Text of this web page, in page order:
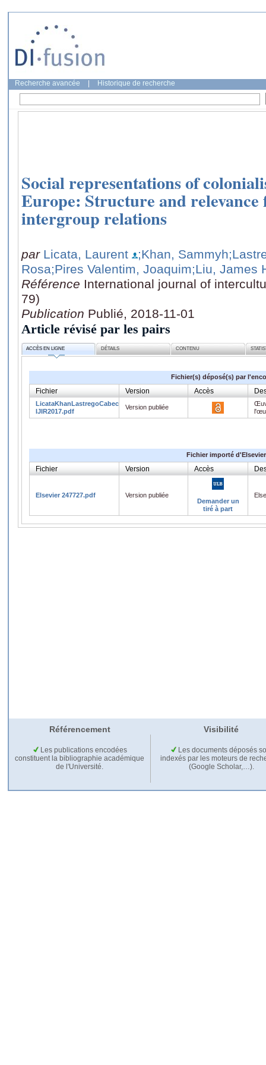
Recherche avancée Historique de recherche
Social representations of
Europe: Structure and
intergroup relations
par Licata, Laurent ;Khan, Sammyh
Rosa;Pires Valentim, Joaquim;Liu, James
Référence International journal of
79)
Publication Publié, 2018-11-01
Article révisé par les pairs
ACCÈS EN LIGNE DÉTAILS CONTENU
Fichier(s) déposé(s) par
Fichier Version Accès
LicataKhanLastregoCabecinhasValentimLiu-
IJIR2017.pdf
Version publiée
Fichier importé d'Elsevier
Fichier Version Accès
Elsevier 247727.pdf
Version publiée
Demander un
tiré à part
Référencement Visibilité
Les publications encodées
constituent la bibliographie académique
de l'Université.
Les documents déposés
indexés par les moteurs de
(Google Scholar,…).